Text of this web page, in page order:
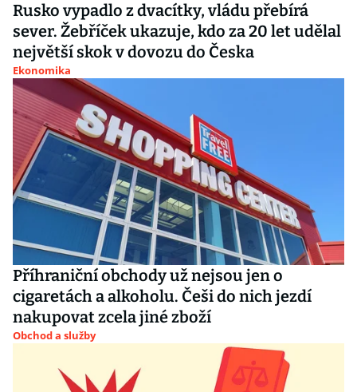
Rusko vypadlo z dvacítky, vládu přebírá
sever. Žebříček ukazuje, kdo za 20 let udělal
největší skok v dovozu do Česka
Ekonomika
Příhraniční obchody už nejsou jen o
cigaretách a alkoholu. Češi do nich jezdí
nakupovat zcela jiné zboží
Obchod a služby